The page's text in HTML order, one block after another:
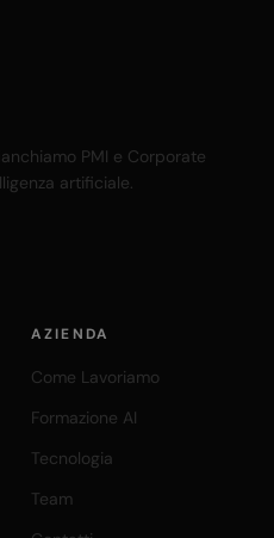
PMI e Corporate
artificiale.
AZIENDA
Come Lavoriamo
Formazione AI
Tecnologia
Team